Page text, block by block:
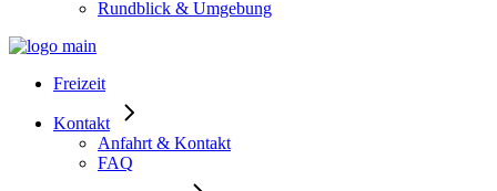
Rundblick & Umgebung
Freizeit
Kontakt
Anfahrt & Kontakt
FAQ